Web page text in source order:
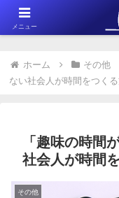
※このサイトはアフィリ
ホーム その他
ない社会人が時間をつくる
「趣味の時間
社会人が時間
その他
メニュー